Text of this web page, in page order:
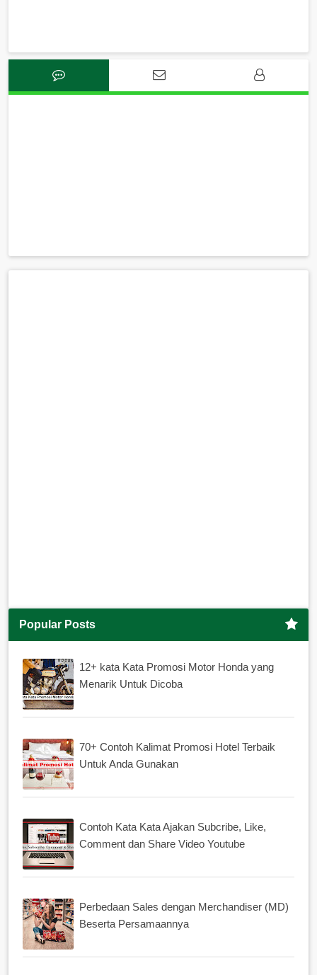
Popular Posts
12+ kata Kata Promosi Motor Honda yang
Menarik Untuk Dicoba
70+ Contoh Kalimat Promosi Hotel Terbaik
Untuk Anda Gunakan
Contoh Kata Kata Ajakan Subcribe, Like,
Comment dan Share Video Youtube
Perbedaan Sales dengan Merchandiser (MD)
Beserta Persamaannya